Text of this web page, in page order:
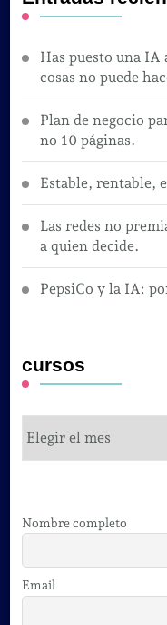
Has puesto una IA
cosas no puede
Plan de negocio
no 10 páginas.
Estable, rentable,
Las redes no
a quien decide.
PepsiCo y la IA:
cursos
Nombre completo
Email